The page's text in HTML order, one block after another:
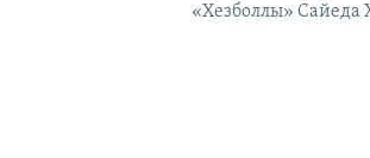
«Хезболлы» Сайеда